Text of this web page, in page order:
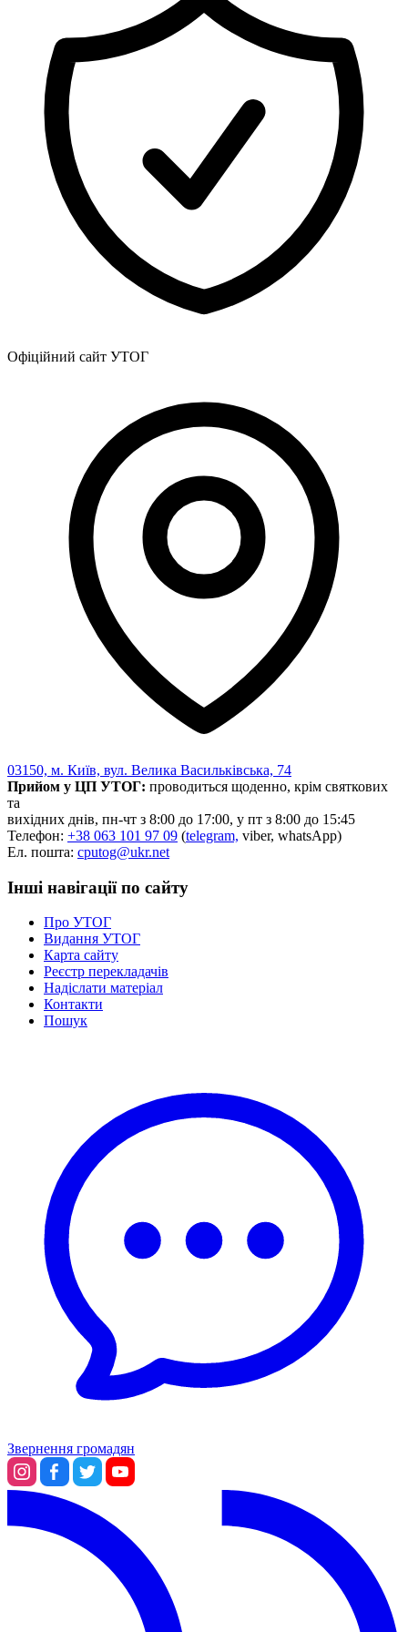
Офіційний сайт УТОГ
03150, м. Київ, вул. Велика Васильківська, 74
Прийом у ЦП УТОГ: проводиться щоденно, крім святкових
та
вихідних днів, пн-чт з 8:00 до 17:00, у пт з 8:00 до 15:45
Телефон: +38 063 101 97 09 (telegram, viber, whatsApp)
Ел. пошта: cputog@ukr.net
Інші навігації по сайту
Про УТОГ
Видання УТОГ
Карта сайту
Реєстр перекладачів
Надіслати матеріал
Контакти
Пошук
Звернення громадян